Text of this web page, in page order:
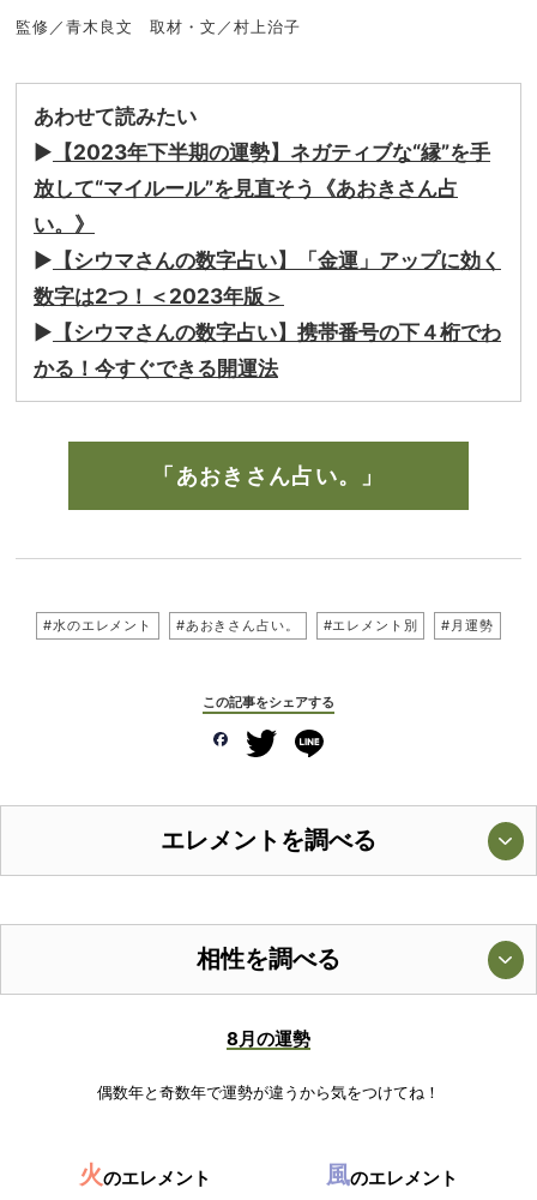
監修／青木良文 取材・文／村上治子
あわせて読みたい
▶︎ 【2023年下半期の運勢】ネガティブな“縁”を手
放して“マイルール”を見直そう《あおきさん占
い。》
▶︎ 【シウマさんの数字占い】「金運」アップに効く
数字は2つ！＜2023年版＞
▶︎ 【シウマさんの数字占い】携帯番号の下４桁でわ
かる！今すぐできる開運法
「あおきさん占い。」
#水のエレメント #あおきさん占い。 #エレメント別 #月運勢
この記事をシェアする
エレメントを調べる
相性を調べる
8月の運勢
偶数年と奇数年で運勢が違うから気をつけてね！
火のエレメント 風のエレメント